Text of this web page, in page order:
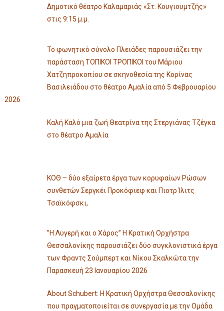
Δημοτικό θέατρο Καλαμαριάς «Στ. Κουγιουμτζής»
στις 9:15 μ.μ.
Το φωνητικό σύνολο Πλειάδες παρουσιάζει την
παράσταση ΤΟΠΙΚΟΙ ΤΡΟΠΙΚΟΙ του Μάριου
Χατζηπροκοπίου σε σκηνοθεσία της Κορίνας
Βασιλειάδου στο θέατρο Αμαλία από 5 Φεβρουαρίου
2026
Καλή Καλό μια ζωή Θεατρίνα της Στεργιάνας Τζέγκα
στο θέατρο Αμαλία
ΚΟΘ – δύο εξαίρετα έργα των κορυφαίων Ρώσων
συνθετών Σεργκέι Προκόφιεφ και Πιοτρ Ίλιτς
Τσαϊκόφσκι,
”Η Λυγερή και ο Χάρος” Η Κρατική Ορχήστρα
Θεσσαλονίκης παρουσιάζει δύο συγκλονιστικά έργα
των Φραντς Σούμπερτ και Νίκου Σκαλκώτα την
Παρασκευή 23 Ιανουαρίου 2026
About Schubert: Η Κρατική Ορχήστρα Θεσσαλονίκης
που πραγματοποιείται σε συνεργασία με την Ομάδα